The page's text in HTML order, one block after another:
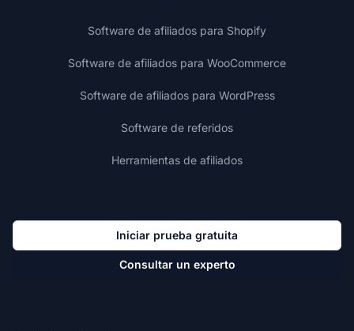
Software de afiliados para Shopify
Software de afiliados para WooCommerce
Software de afiliados para WordPress
Software de referidos
Herramientas de afiliados
Iniciar prueba gratuita
Consultar un experto